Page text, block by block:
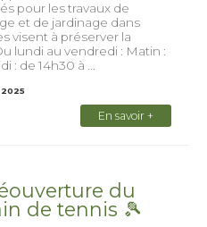
pour les travaux de
et de jardinage dans
visent à préserver la
lundi au vendredi : Matin :
: de 14h30 à ...
2025
En savoir +
du
de tennis 🎾